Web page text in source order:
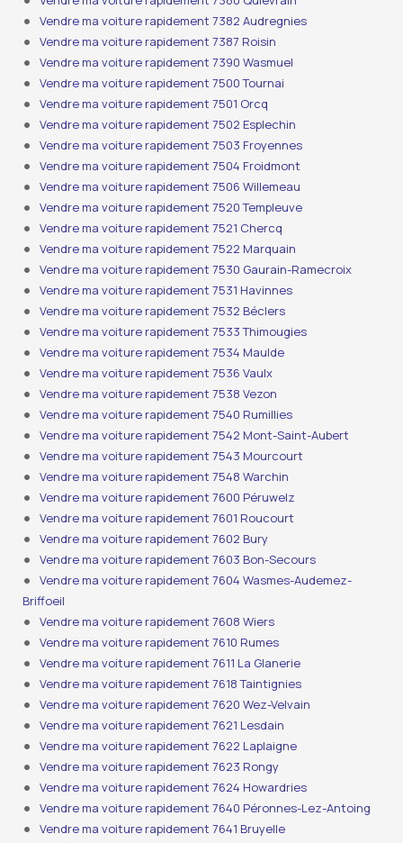
Vendre ma voiture rapidement 7382 Audregnies
Vendre ma voiture rapidement 7387 Roisin
Vendre ma voiture rapidement 7390 Wasmuel
Vendre ma voiture rapidement 7500 Tournai
Vendre ma voiture rapidement 7501 Orcq
Vendre ma voiture rapidement 7502 Esplechin
Vendre ma voiture rapidement 7503 Froyennes
Vendre ma voiture rapidement 7504 Froidmont
Vendre ma voiture rapidement 7506 Willemeau
Vendre ma voiture rapidement 7520 Templeuve
Vendre ma voiture rapidement 7521 Chercq
Vendre ma voiture rapidement 7522 Marquain
Vendre ma voiture rapidement 7530 Gaurain-Ramecroix
Vendre ma voiture rapidement 7531 Havinnes
Vendre ma voiture rapidement 7532 Béclers
Vendre ma voiture rapidement 7533 Thimougies
Vendre ma voiture rapidement 7534 Maulde
Vendre ma voiture rapidement 7536 Vaulx
Vendre ma voiture rapidement 7538 Vezon
Vendre ma voiture rapidement 7540 Rumillies
Vendre ma voiture rapidement 7542 Mont-Saint-Aubert
Vendre ma voiture rapidement 7543 Mourcourt
Vendre ma voiture rapidement 7548 Warchin
Vendre ma voiture rapidement 7600 Péruwelz
Vendre ma voiture rapidement 7601 Roucourt
Vendre ma voiture rapidement 7602 Bury
Vendre ma voiture rapidement 7603 Bon-Secours
Vendre ma voiture rapidement 7604 Wasmes-Audemez-
Briffoeil
Vendre ma voiture rapidement 7608 Wiers
Vendre ma voiture rapidement 7610 Rumes
Vendre ma voiture rapidement 7611 La Glanerie
Vendre ma voiture rapidement 7618 Taintignies
Vendre ma voiture rapidement 7620 Wez-Velvain
Vendre ma voiture rapidement 7621 Lesdain
Vendre ma voiture rapidement 7622 Laplaigne
Vendre ma voiture rapidement 7623 Rongy
Vendre ma voiture rapidement 7624 Howardries
Vendre ma voiture rapidement 7640 Péronnes-Lez-Antoing
Vendre ma voiture rapidement 7641 Bruyelle